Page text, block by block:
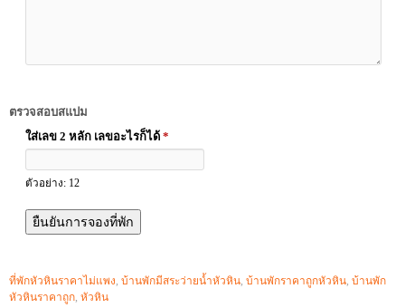
ตรวจสอบสแปม
ใส่เลข 2 หลัก เลขอะไรก็ได้ *
ตัวอย่าง: 12
ที่พักหัวหินราคาไม่แพง, บ้านพักมีสระว่ายน้ำหัวหิน, บ้านพักราคาถูกหัวหิน, บ้านพัก
หัวหินราคาถูก, หัวหิน